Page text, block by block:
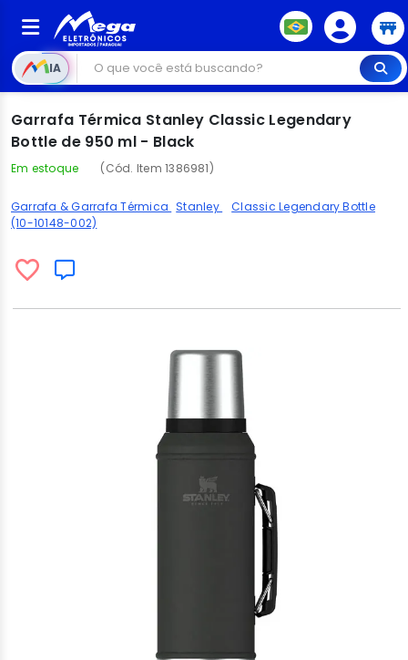
IA
Garrafa Térmica Stanley Classic Legendary
Bottle de 950 ml - Black
Em estoque (Cód. Item 1386981)
Garrafa & Garrafa Térmica Stanley
Classic Legendary Bottle
(10-10148-002)